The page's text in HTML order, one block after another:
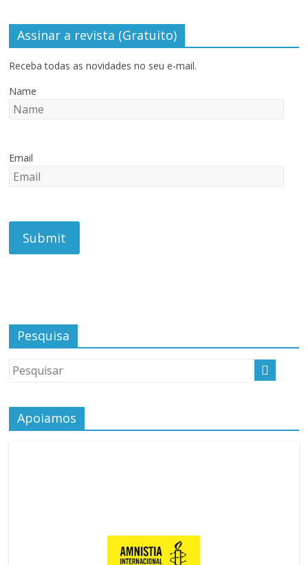
Assinar a revista (Gratuito)
Receba todas as novidades no seu e-mail.
Name
Email
Pesquisa
Apoiamos